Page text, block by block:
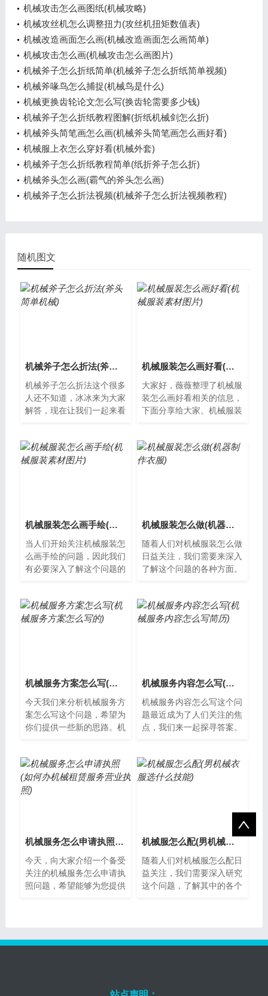
机械攻击怎么画图纸(机械攻略)
机械攻丝机怎么调整扭力(攻丝机扭矩数值表)
机械改造画面怎么画(机械改造画面怎么画简单)
机械攻击怎么画(机械攻击怎么画图片)
机械斧子怎么折纸简单(机械斧子怎么折纸简单视频)
机械斧喙鸟怎么捕捉(机械鸟是什么)
机械更换齿轮论文怎么写(换齿轮需要多少钱)
机械斧子怎么折纸教程图解(折纸机械剑怎么折)
机械斧头简笔画怎么画(机械斧头简笔画怎么画好看)
机械服上衣怎么穿好看(机械外套)
机械斧子怎么折纸教程简单(纸折斧子怎么折)
机械斧头怎么画(霸气的斧头怎么画)
机械斧子怎么折法视频(机械斧子怎么折法视频教程)
随机图文
机械斧子怎么折法(斧头简单机械)
机械斧子怎么折法这个很多
人还不知道，冰冰来为大家
解答，现在让我们一起来看
压驱动的工...
机械服装怎么画好看(机械服装素材图片)
大家好，薇薇整理了机械服
装怎么画好看相关的信息，
下面分享给大家。机械服装
象，因其独...
机械服装怎么画手绘(机械服装素材图片)
当人们开始关注机械服装怎
么画手绘的问题，因此我们
有必要深入了解这个问题的
结构和电子元...
机械服装怎么做(机器制作衣服)
随着人们对机械服装怎么做
日益关注，我们需要来深入
了解这个问题的各种方面。
设计元素的...
机械服务方案怎么写(机械服务方案怎么写的)
今天我们来分析机械服务方
案怎么写这个问题，希望为
你们提供一些新的思路。机
护、保养和...
机械服务内容怎么写(机械服务内容怎么写简历)
机械服务内容怎么写这个问
题最近成为了人们关注的焦
点，我们来一起探寻答案。
维修、保养...
机械服务怎么申请执照(如何办机械租赁服务营业执照)
今天，向大家介绍一个备受
关注的机械服务怎么申请执
照问题，希望能够为您提供
机械服怎么配(男机械衣服选什么技能)
随着人们对机械服怎么配日
益关注，我们需要深入研究
这个问题，了解其中的各个